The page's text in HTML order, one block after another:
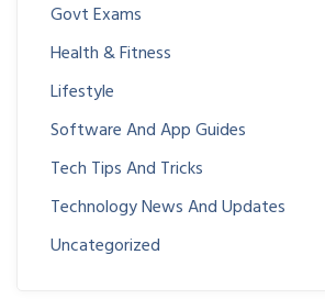
Govt Exams
Health & Fitness
Lifestyle
Software And App Guides
Tech Tips And Tricks
Technology News And Updates
Uncategorized